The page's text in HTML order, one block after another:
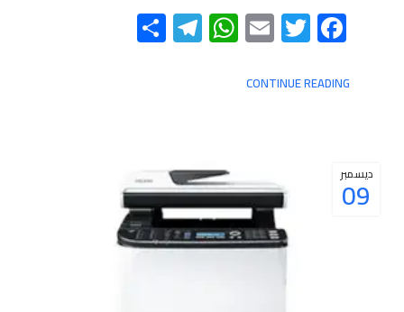
Facebook
Twitter
Email
WhatsApp
Telegram
Share
CONTINUE READING
09
ديسمبر